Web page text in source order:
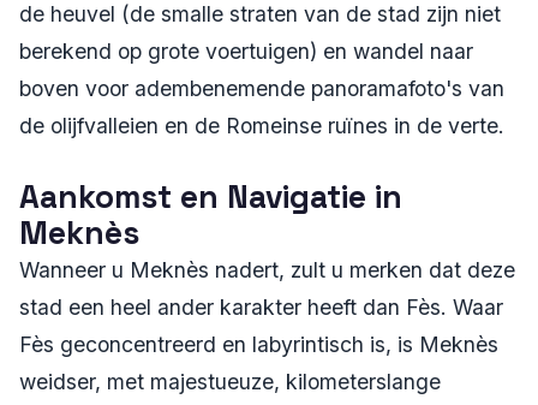
de heuvel (de smalle straten van de stad zijn niet
berekend op grote voertuigen) en wandel naar
boven voor adembenemende panoramafoto's van
de olijfvalleien en de Romeinse ruïnes in de verte.
Aankomst en Navigatie in
Meknès
Wanneer u Meknès nadert, zult u merken dat deze
stad een heel ander karakter heeft dan Fès. Waar
Fès geconcentreerd en labyrintisch is, is Meknès
weidser, met majestueuze, kilometerslange